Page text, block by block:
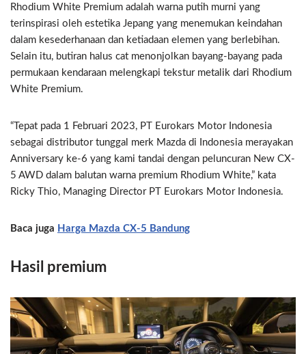
Rhodium White Premium adalah warna putih murni yang
terinspirasi oleh estetika Jepang yang menemukan keindahan
dalam kesederhanaan dan ketiadaan elemen yang berlebihan.
Selain itu, butiran halus cat menonjolkan bayang-bayang pada
permukaan kendaraan melengkapi tekstur metalik dari Rhodium
White Premium.
“Tepat pada 1 Februari 2023, PT Eurokars Motor Indonesia
sebagai distributor tunggal merk Mazda di Indonesia merayakan
Anniversary ke-6 yang kami tandai dengan peluncuran New CX-
5 AWD dalam balutan warna premium Rhodium White,” kata
Ricky Thio, Managing Director PT Eurokars Motor Indonesia.
Baca juga Harga Mazda CX-5 Bandung
Hasil premium